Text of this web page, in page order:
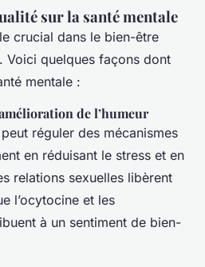
sur la santé mentale
crucial dans le bien-être
Voici quelques façons dont
mentale :
de l’humeur
réguler des mécanismes
en réduisant le stress et en
relations sexuelles libèrent
l’ocytocine et les
à un sentiment de bien-